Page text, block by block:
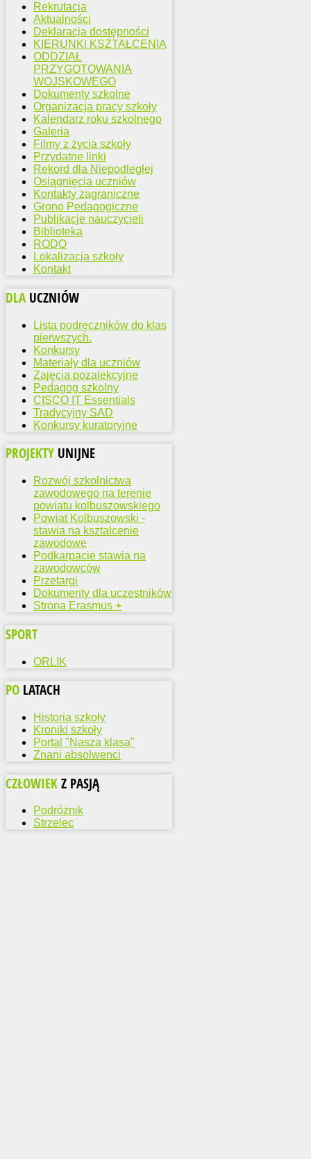
Rekrutacja
Aktualności
Deklaracja dostępności
KIERUNKI KSZTAŁCENIA
ODDZIAŁ
PRZYGOTOWANIA
WOJSKOWEGO
Dokumenty szkolne
Organizacja pracy szkoły
Kalendarz roku szkolnego
Galeria
Filmy z życia szkoły
Przydatne linki
Rekord dla Niepodległej
Osiągnięcia uczniów
Kontakty zagraniczne
Grono Pedagogiczne
Publikacje nauczycieli
Biblioteka
RODO
Lokalizacja szkoły
Kontakt
DLA UCZNIÓW
Lista podręczników do klas
pierwszych.
Konkursy
Materiały dla uczniów
Zajęcia pozalekcyjne
Pedagog szkolny
CISCO IT Essentials
Tradycyjny SAD
Konkursy kuratoryjne
PROJEKTY UNIJNE
Rozwój szkolnictwa
zawodowego na terenie
powiatu kolbuszowskiego
Powiat Kolbuszowski -
stawia na ksztalcenie
zawodowe
Podkarpacie stawia na
zawodowców
Przetargi
Dokumenty dla uczestników
Strona Erasmus +
SPORT
ORLIK
PO LATACH
Historia szkoły
Kroniki szkoły
Portal "Nasza klasa"
Znani absolwenci
CZŁOWIEK Z PASJĄ
Podróżnik
Strzelec